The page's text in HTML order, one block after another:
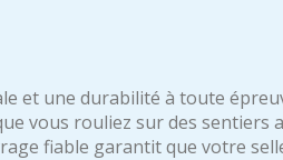
et une durabilité à toute
vous rouliez sur des sentiers
fiable garantit que votre